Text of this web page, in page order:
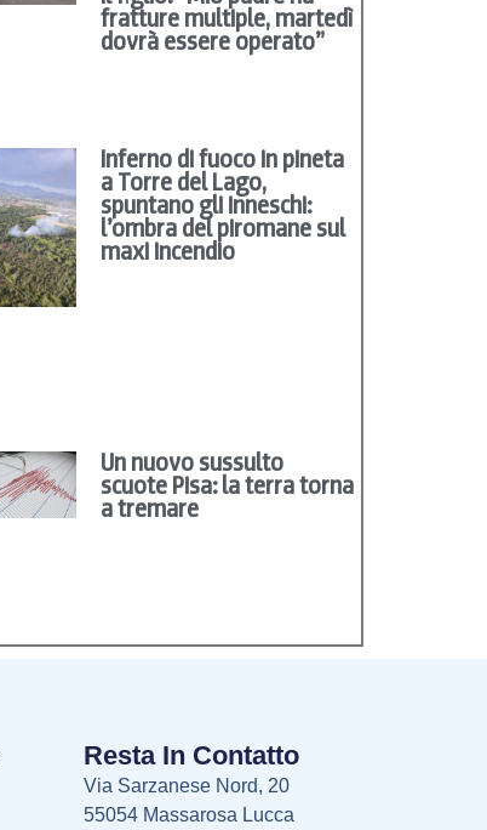
fratture multiple, martedì
dovrà essere operato”
Inferno di fuoco in pineta
a Torre del Lago,
spuntano gli inneschi:
l’ombra del piromane sul
maxi incendio
Un nuovo sussulto
scuote Pisa: la terra torna
a tremare
Resta In Contatto
Via Sarzanese Nord, 20
55054 Massarosa Lucca